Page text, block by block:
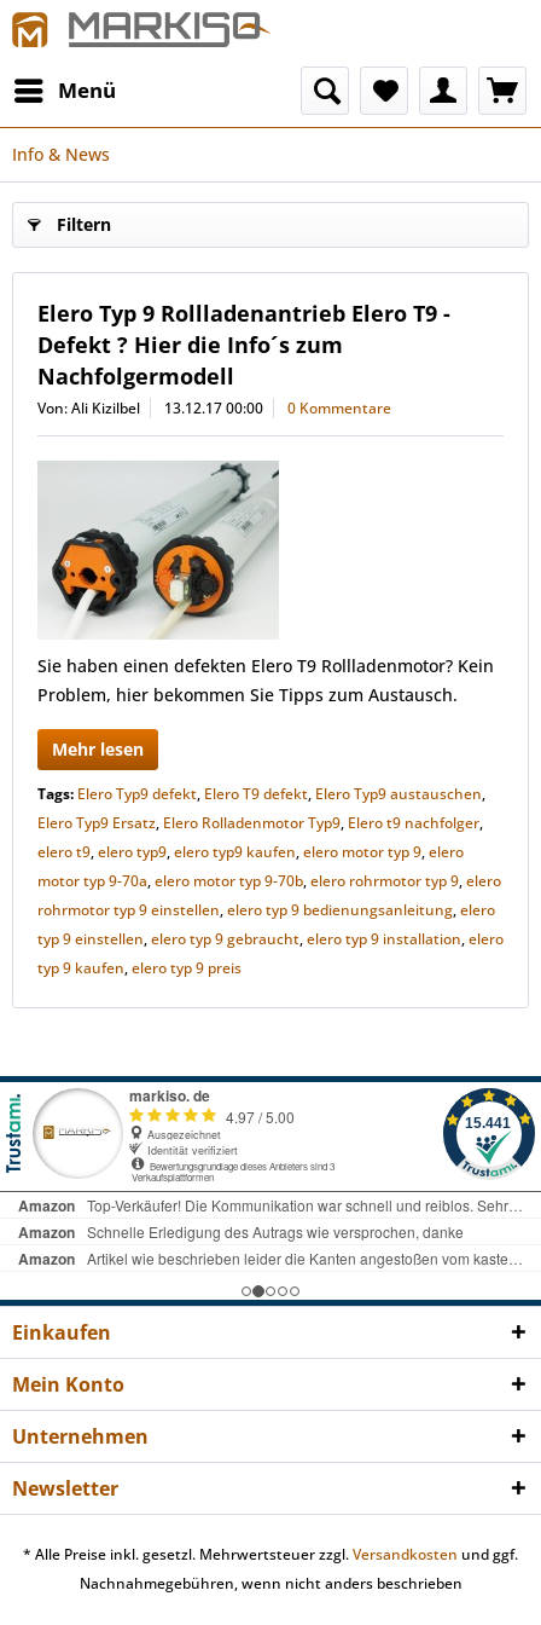
Menü
Info & News
Filtern
Elero Typ 9 Rollladenantrieb Elero T9 -
Defekt ? Hier die Info´s zum
Nachfolgermodell
Von: Ali Kizilbel 13.12.17 00:00 0 Kommentare
Sie haben einen defekten Elero T9 Rollladenmotor? Kein
Problem, hier bekommen Sie Tipps zum Austausch.
Mehr lesen
Tags: Elero Typ9 defekt, Elero T9 defekt, Elero Typ9 austauschen,
Elero Typ9 Ersatz, Elero Rolladenmotor Typ9, Elero t9 nachfolger,
elero t9,elero typ9,elero typ9 kaufen,elero motor typ 9,elero
motor typ 9-70a,elero motor typ 9-70b,elero rohrmotor typ 9,elero
rohrmotor typ 9 einstellen,elero typ 9 bedienungsanleitung,elero
typ 9 einstellen,elero typ 9 gebraucht,elero typ 9 installation,elero
typ 9 kaufen,elero typ 9 preis
Einkaufen
Mein Konto
Unternehmen
Newsletter
* Alle Preise inkl. gesetzl. Mehrwertsteuer zzgl.Versandkosten und ggf.
Nachnahmegebühren, wenn nicht anders beschrieben